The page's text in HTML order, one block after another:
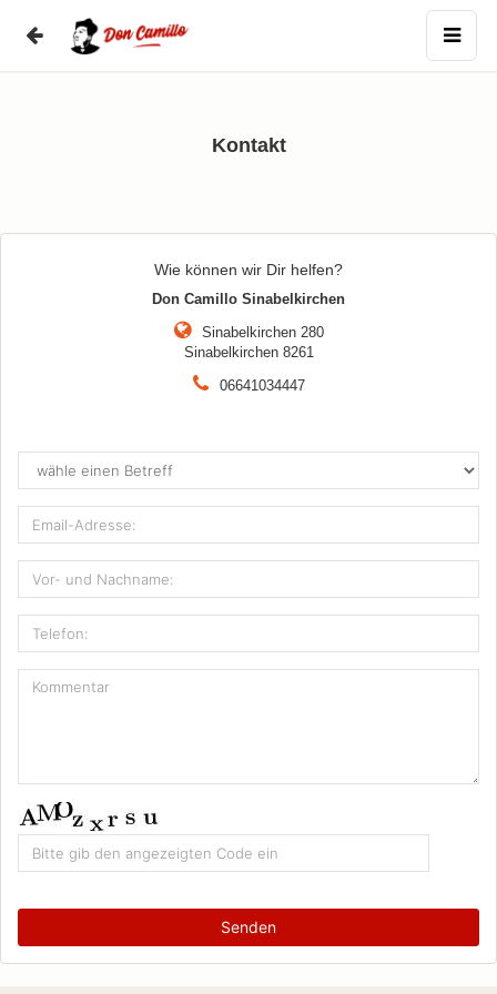
Kontakt
Wie können wir Dir helfen?
Don Camillo Sinabelkirchen
Sinabelkirchen 280
Sinabelkirchen 8261
06641034447
Senden